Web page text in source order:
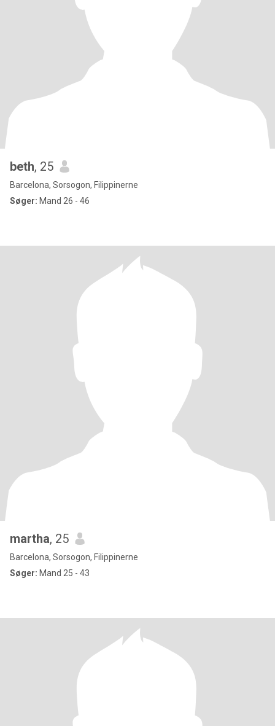
beth, 25
Barcelona, Sorsogon, Filippinerne
Søger: Mand 26 - 46
martha, 25
Barcelona, Sorsogon, Filippinerne
Søger: Mand 25 - 43